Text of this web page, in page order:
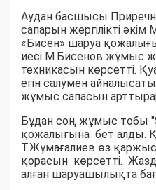
Аудан басшысы
сапарын жергілікті
«Бисен» шаруа
иесі М.Бисенов жұмыс
техникасын көрсетті.
егін салумен
жұмыс сапасын
Бұдан соң жұмыс тобы
қожалығына бет алды.
Т.Жұмағалиев өз
қорасын көрсетті.
алған шаруашылықта